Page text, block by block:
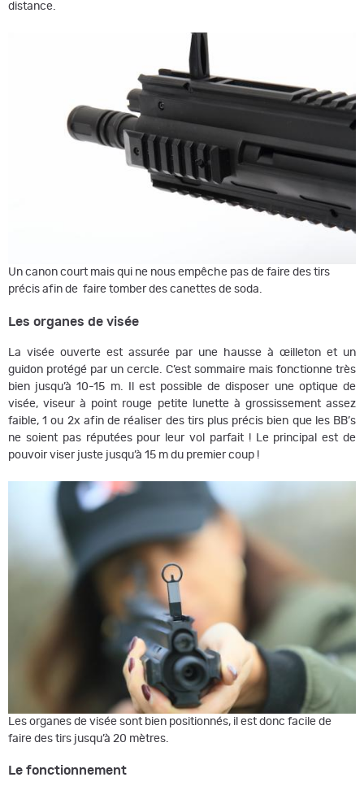
distance.
Un canon court mais qui ne nous empêche pas de faire des tirs
précis afin de faire tomber des canettes de soda.
Les organes de visée
La visée ouverte est assurée par une hausse à œilleton et un
guidon protégé par un cercle. C’est sommaire mais fonctionne très
bien jusqu’à 10-15 m. Il est possible de disposer une optique de
visée, viseur à point rouge petite lunette à grossissement assez
faible, 1 ou 2x afin de réaliser des tirs plus précis bien que les BB’s
ne soient pas réputées pour leur vol parfait ! Le principal est de
pouvoir viser juste jusqu’à 15 m du premier coup !
Les organes de visée sont bien positionnés, il est donc facile de
faire des tirs jusqu’à 20 mètres.
Le fonctionnement